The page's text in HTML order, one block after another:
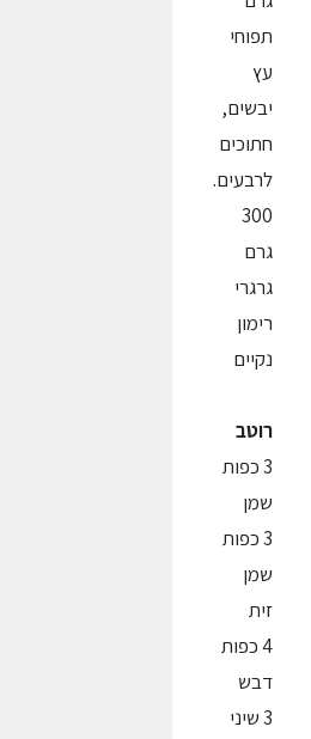
תפוחי
עץ
יבשים,
חתוכים
לרבעים.
300
גרם
גרגרי
רימון
נקיים
רוטב
3 כפות
שמן
3 כפות
שמן
זית
4 כפות
דבש
3 שיני